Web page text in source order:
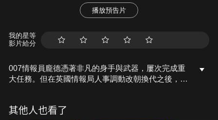
播放預告片
我的星等
影片給分
007情報員龐德憑著非凡的身手與武器，屢次完成重
大任務。但在英國情報局人事調動改朝換代之後，情
國只能再度派出頂尖情報員007出馬…。
其他人也看了